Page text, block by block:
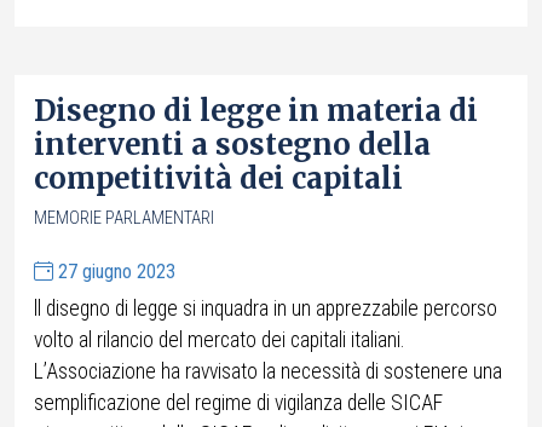
Disegno di legge in materia di
interventi a sostegno della
competitività dei capitali
MEMORIE PARLAMENTARI
27 giugno 2023
ll disegno di legge si inquadra in un apprezzabile percorso
volto al rilancio del mercato dei capitali italiani.
L’Associazione ha ravvisato la necessità di sostenere una
semplificazione del regime di vigilanza delle SICAF